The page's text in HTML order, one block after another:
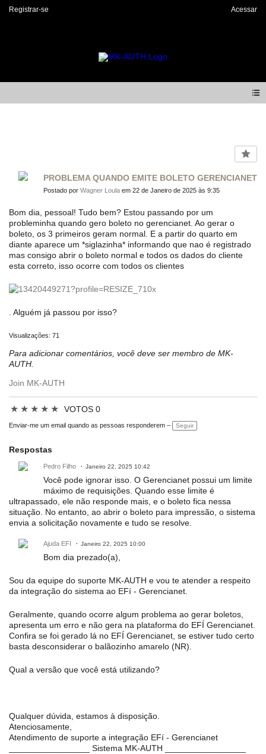
Registrar-se Acessar
PROBLEMA QUANDO EMITE BOLETO GERENCIANET
Postado por Wagner Loula em 22 de Janeiro de 2025 às 9:35
Bom dia, pessoal! Tudo bem? Estou passando por um
probleminha quando gero boleto no gerencianet. Ao gerar o
boleto, os 3 primeiros geram normal. E a partir do quarto em
diante aparece um *siglazinha* informando que nao é registrado
mas consigo abrir o boleto normal e todos os dados do cliente
esta correto, isso ocorre com todos os clientes
. Alguém já passou por isso?
Visualizações: 71
Para adicionar comentários, você deve ser membro de MK-
AUTH.
Join MK-AUTH
★ ★ ★ ★ ★ VOTOS 0
Enviar-me um email quando as pessoas responderem – Seguir
Respostas
Pedro Filho Janeiro 22, 2025 10:42
Você pode ignorar isso. O Gerencianet possui um limite
máximo de requisições. Quando esse limite é
ultrapassado, ele não responde mais, e o boleto fica nessa
situação. No entanto, ao abrir o boleto para impressão, o sistema
envia a solicitação novamente e tudo se resolve.
Ajuda EFI Janeiro 22, 2025 10:00
Bom dia prezado(a),
Sou da equipe do suporte MK-AUTH e vou te atender a respeito
da integração do sistema ao EFí - Gerencianet.
Geralmente, quando ocorre algum problema ao gerar boletos,
apresenta um erro e não gera na plataforma do EFÍ Gerencianet.
Confira se foi gerado lá no EFÍ Gerencianet, se estiver tudo certo
basta desconsiderar o balãozinho amarelo (NR).
Qual a versão que você está utilizando?
Qualquer dúvida, estamos à disposição.
Atenciosamente,
Atendimento de suporte a integração EFí - Gerencianet
_________________ Sistema MK-AUTH _________________